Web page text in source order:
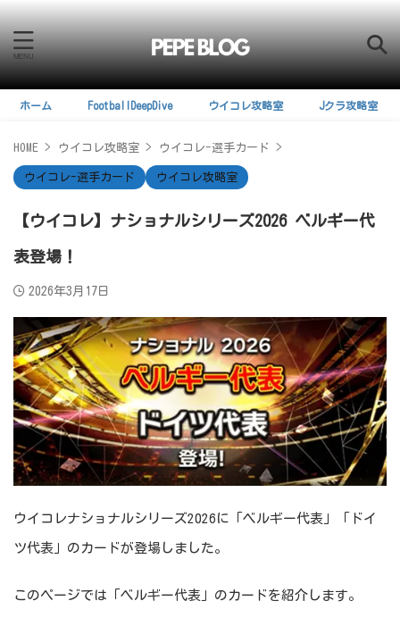
ホーム FootballDeepDive ウイコレ攻略室 Jクラ攻略室
HOME > ウイコレ攻略室 > ウイコレ-選手カード >
ウイコレ-選手カード ウイコレ攻略室
【ウイコレ】ナショナルシリーズ2026 ベルギー代
表登場！
2026年3月17日
ウイコレナショナルシリーズ2026に「ベルギー代表」「ドイ
ツ代表」のカードが登場しました。
このページでは「ベルギー代表」のカードを紹介します。